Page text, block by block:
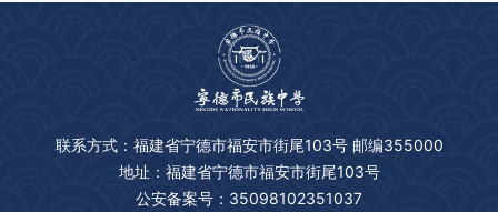
联系方式：福建省宁德市福安市街尾103号 邮编355000
地址：福建省宁德市福安市街尾103号
公安备案号：35098102351037